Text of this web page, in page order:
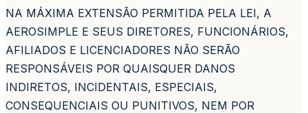
NA MÁXIMA EXTENSÃO PERMITIDA PELA LEI, A
AEROSIMPLE E SEUS DIRETORES, FUNCIONÁRIOS,
AFILIADOS E LICENCIADORES NÃO SERÃO
RESPONSÁVEIS POR QUAISQUER DANOS
INDIRETOS, INCIDENTAIS, ESPECIAIS,
CONSEQUENCIAIS OU PUNITIVOS, NEM POR